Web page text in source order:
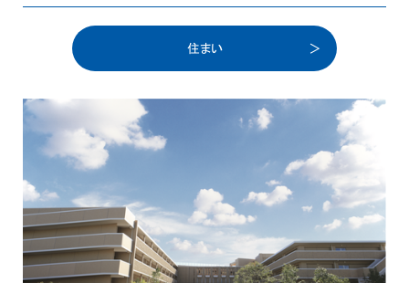
住まい